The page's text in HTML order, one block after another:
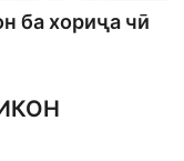
ба хориҷа чӣ